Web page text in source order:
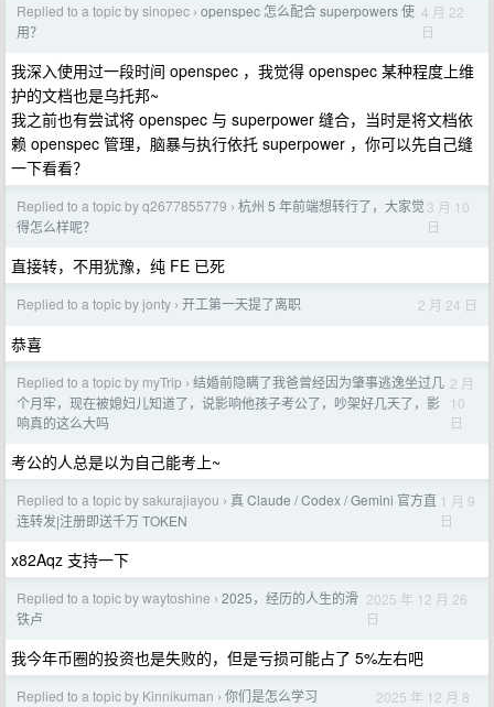
Replied to a topic by sinopec › openspec 怎么配合 superpowers 使
用？
4 月 22
日
我深入使用过一段时间 openspec ，我觉得 openspec 某种程度上维
护的文档也是乌托邦~
我之前也有尝试将 openspec 与 superpower 缝合，当时是将文档依
赖 openspec 管理，脑暴与执行依托 superpower ，你可以先自己缝
一下看看？
Replied to a topic by q2677855779 › 杭州 5 年前端想转行了，大家觉
得怎么样呢？
3 月 10
日
直接转，不用犹豫，纯 FE 已死
Replied to a topic by jonty › 开工第一天提了离职 2 月 24 日
恭喜
Replied to a topic by myTrip › 结婚前隐瞒了我爸曾经因为肇事逃逸坐过几
个月牢，现在被媳妇儿知道了，说影响他孩子考公了，吵架好几天了，影
响真的这么大吗
2 月
10
日
考公的人总是以为自己能考上~
Replied to a topic by sakurajiayou › 真 Claude / Codex / Gemini 官方直
连转发|注册即送千万 TOKEN
1 月 9
日
x82Aqz 支持一下
Replied to a topic by waytoshine › 2025，经历的人生的滑
铁卢
2025 年 12 月 26
日
我今年币圈的投资也是失败的，但是亏损可能占了 5%左右吧
Replied to a topic by Kinnikuman › 你们是怎么学习
2025 年 12 月 8